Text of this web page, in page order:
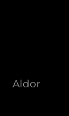
Aldor